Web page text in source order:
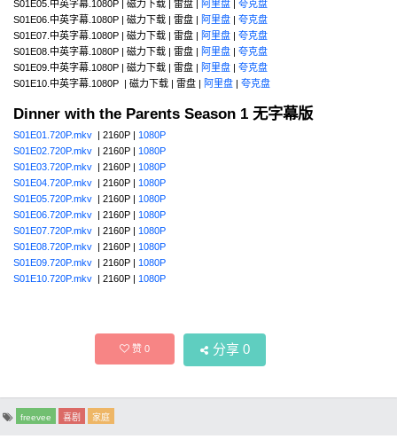
S01E05.中英字幕.1080P | 磁力下载 | 雷盘 | 阿里盘 | 夸克盘
S01E06.中英字幕.1080P | 磁力下载 | 雷盘 | 阿里盘 | 夸克盘
S01E07.中英字幕.1080P | 磁力下载 | 雷盘 | 阿里盘 | 夸克盘
S01E08.中英字幕.1080P | 磁力下载 | 雷盘 | 阿里盘 | 夸克盘
S01E09.中英字幕.1080P | 磁力下载 | 雷盘 | 阿里盘 | 夸克盘
S01E10.中英字幕.1080P | 磁力下载 | 雷盘 | 阿里盘 | 夸克盘
Dinner with the Parents Season 1 无字幕版
S01E01.720P.mkv | 2160P | 1080P
S01E02.720P.mkv | 2160P | 1080P
S01E03.720P.mkv | 2160P | 1080P
S01E04.720P.mkv | 2160P | 1080P
S01E05.720P.mkv | 2160P | 1080P
S01E06.720P.mkv | 2160P | 1080P
S01E07.720P.mkv | 2160P | 1080P
S01E08.720P.mkv | 2160P | 1080P
S01E09.720P.mkv | 2160P | 1080P
S01E10.720P.mkv | 2160P | 1080P
赞0 分享 0
freevee 喜剧 家庭